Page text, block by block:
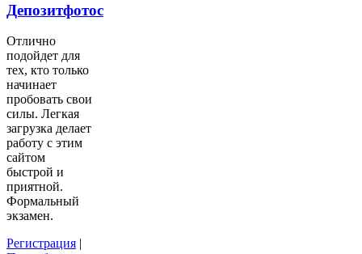
Депозитфотос
Отлично
подойдет для
тех, кто только
начинает
пробовать свои
силы. Легкая
загрузка делает
работу с этим
сайтом
быстрой и
приятной.
Формальный
экзамен.
Регистрация |